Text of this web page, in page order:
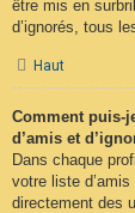
être mis en
d’ignorés, tous
Haut
Comment puis-
d’amis et
Dans chaque
votre liste
directement des